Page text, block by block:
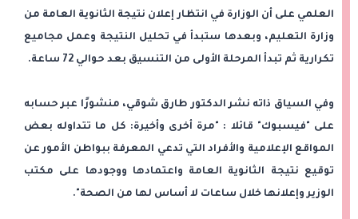
العلمي على أن الوزارة في انتظار إعلان نتيجة الثانوية العامة من
وزارة التعليم، وبعدها ستبدأ في تحليل النتيجة وعمل مجاميع
تكرارية ثم تبدأ المرحلة الأولى من التنسيق بعد حوالي 72 ساعة.
وفي السياق ذاته نشر الدكتور طارق شوقي، منشورًا عبر حسابه
على "فيسبوك" قائلا : "مرة أخرى وأخيرة: كل ما تتداوله بعض
المواقع الإعلامية والأفراد التي تدعي المعرفة ببواطن الأمور عن
توقيع نتيجة الثانوية العامة واعتمادها ووجودها على مكتب
الوزير وإعلانها خلال ساعات لا أساس لها من الصحة".